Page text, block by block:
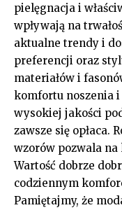
pielęgnacja i
wpływają na
aktualne trendy i
preferencji oraz
materiałów i
komfortu noszenia
wysokiej jakości
zawsze się opłaca.
wzorów pozwala
Wartość dobrze
codziennym
Pamiętajmy, że